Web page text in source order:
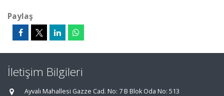
Paylaş
İletişim Bilgileri
Ayvalı Mahallesi Gazze Cad. No: 7 B Blok Oda No: 513